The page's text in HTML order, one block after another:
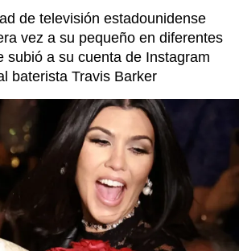
de televisión estadounidense
vez a su pequeño en diferentes
subió a su cuenta de Instagram
baterista Travis Barker